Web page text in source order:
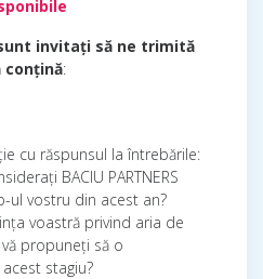
invitați să ne trimită
conțină:
cu răspunsul la întrebările:
BACIU PARTNERS
ul vostru din acest an?
voastră privind aria de
propuneți să o
stagiu?